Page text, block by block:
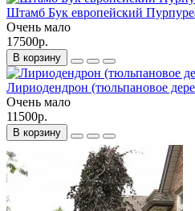
Штамб Бук европейский
Очень мало
17500р.
В корзину
Лириодендрон (тюльпановое
Очень мало
11500р.
В корзину